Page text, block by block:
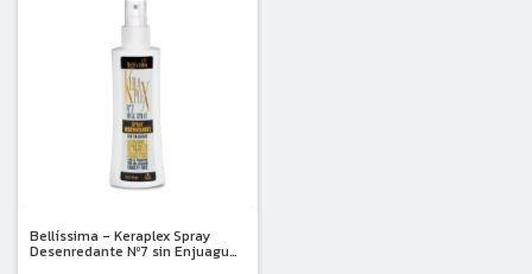
Bellíssima - Keraplex Spray
Desenredante Nº7 sin Enjuague